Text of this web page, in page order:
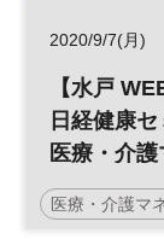
2020/9/7(月)
【水戸
日経健康
医療・介
医療・介護マ